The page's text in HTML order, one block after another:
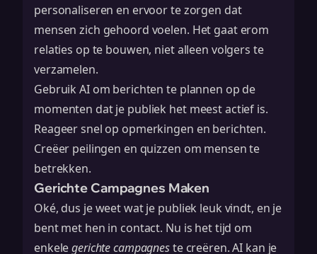
personaliseren en ervoor te zorgen dat
mensen zich gehoord voelen. Het gaat erom
relaties op te bouwen, niet alleen volgers te
verzamelen.
Gebruik AI om berichten te plannen op de
momenten dat je publiek het meest actief is.
Reageer snel op opmerkingen en berichten.
Creëer peilingen en quizzen om mensen te
betrekken.
Gerichte Campagnes Maken
Oké, dus je weet wat je publiek leuk vindt, en je
bent met hen in contact. Nu is het tijd om
enkelegerichte campagneste creëren. AI kan je